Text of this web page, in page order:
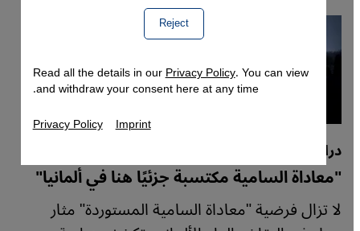
دراسة جديدة
"معاداة السامية مكتسبة جزئيًا هنا في ألمانيا"
لا تزال فرضية "معاداة السامية المستوردة" مثار
Reject
Read all the details in ourPrivacy Policy. You can view
and withdraw your consent here at any time.
Privacy Policy Imprint